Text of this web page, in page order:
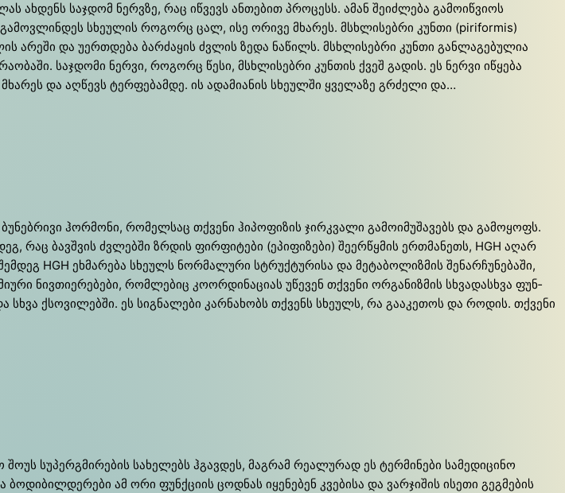
ახდენს საჯდომ ნერვზე, რაც იწვევს ანთებით პროცესს. ამან შეიძლება გამოიწვიოს
სხეულის როგორც ცალ, ისე ორივე მხარეს. მსხლისებრი კუნთი (piriformis)
არეში და უერთდება ბარძაყის ძვლის ზედა ნაწილს. მსხლისებრი კუნთი განლაგებულია
საჯდომი ნერვი, როგორც წესი, მსხლისებრი კუნთის ქვეშ გადის. ეს ნერვი იწყება
და აღწევს ტერფებამდე. ის ადამიანის სხეულში ყველაზე გრძელი და…
ჰო­რმო­ნი, რო­მელ­საც თქვე­ნი ჰი­პო­ფი­ზის ჯირ­კვა­ლი გა­მო­ი­მუ­შა­ვებს და გა­მო­ყოფს.
რაც ბავ­შვის ძვლებ­ში ზრდის ფირ­ფი­ტე­ბი (ეპი­ფი­ზე­ბი) შე­ერ­წყმის ერ­თმა­ნეთს, HGH აღარ
HGH ეხმა­რე­ბა სხე­ულს ნო­რმა­ლუ­რი სტრუქ­ტუ­რი­სა და მე­ტა­ბო­ლიზ­მის შე­ნარ­ჩუ­ნე­ბა­ში,
ნივ­თი­ე­რე­ბე­ბი, რომ­ლე­ბიც კო­ორ­დი­ნა­ცი­ას უწე­ვენ თქვე­ნი ორგა­ნიზ­მის სხვა­დას­ხვა ფუნ­
სხვა ქსო­ვი­ლებ­ში. ეს სი­გნა­ლე­ბი კარ­ნა­ხობს თქვენს სხე­ულს, რა გა­ა­კე­თოს და რო­დის. თქვე­ნი
სუპერგმირების სახელებს ჰგავდეს, მაგრამ რეალურად ეს ტერმინები სამედიცინო
ამ ორი ფუნქციის ცოდნას იყენებენ კვებისა და ვარჯიშის ისეთი გეგმების